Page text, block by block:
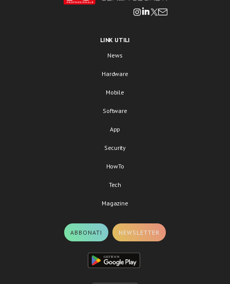
LINK UTILI
News
Hardware
Mobile
Software
App
Security
HowTo
Tech
Magazine
ABBONATI NEWSLETTER